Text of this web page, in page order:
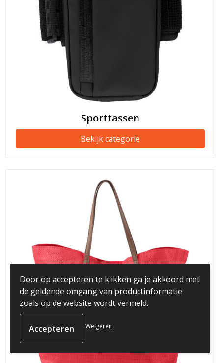
Sporttassen
Bekijk categorie
Door op accepteren te klikken ga je akkoord met
de geldende omgang van productinformatie
zoals op de website wordt vermeld.
Weigeren